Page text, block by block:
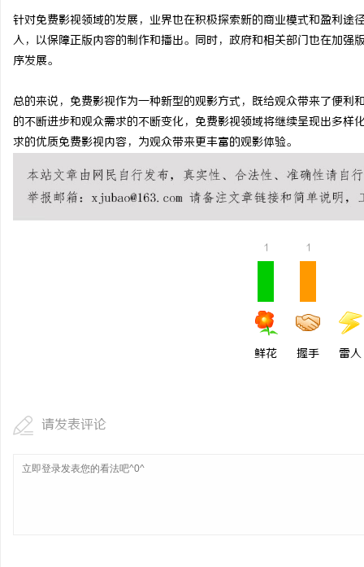
针对免费影视领域的发展，业界也在积极探索新的商业模式和盈利
入，以保障正版内容的制作和播出。同时，政府和相关部门也在加
序发展。
总的来说，免费影视作为一种新型的观影方式，既给观众带来了便
的不断进步和观众需求的不断变化，免费影视领域将继续呈现出多
求的优质免费影视内容，为观众带来更丰富的观影体验。
1
鲜花
1
握手 雷人
请发表评论
标买卖：：如何把握机遇与规避风险 东莞莞城舒适化正畸全
坑攻略